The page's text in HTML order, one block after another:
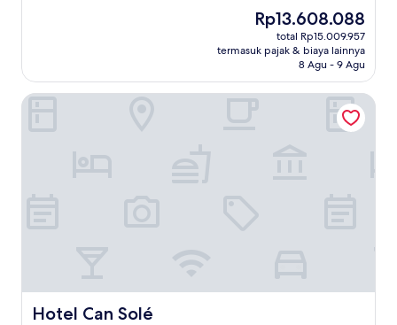
ulasan)
Harga
sekarang
Rp13.608.088
Rp13.608.088
total Rp15.009.957
termasuk pajak & biaya lainnya
8 Agu - 9 Agu
Hotel Can Solé
Hotel Can Solé
Hotel Can Solé